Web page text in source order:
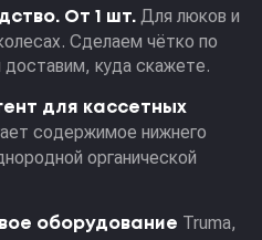
От 1 шт. Для люков и
Сделаем чётко по
куда скажете.
для кассетных
содержимое нижнего
органической
оборудование Truma,